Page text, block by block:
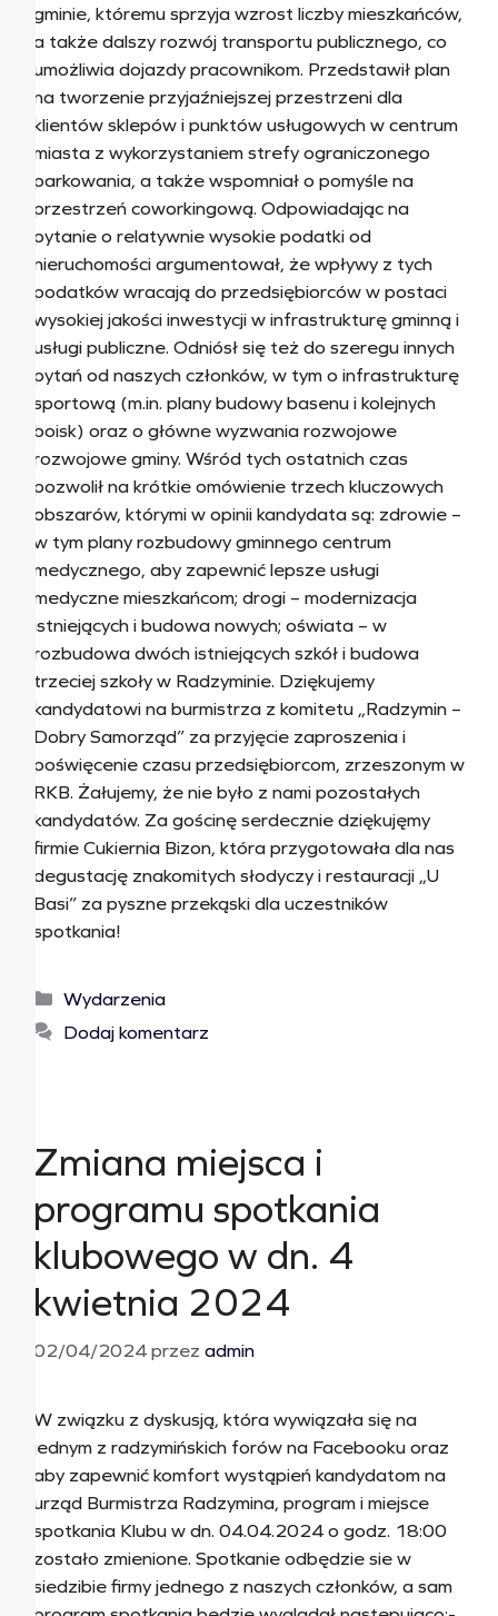
gminie, któremu sprzyja wzrost liczby mieszkańców,
a także dalszy rozwój transportu publicznego, co
umożliwia dojazdy pracownikom. Przedstawił plan
na tworzenie przyjaźniejszej przestrzeni dla
klientów sklepów i punktów usługowych w centrum
miasta z wykorzystaniem strefy ograniczonego
parkowania, a także wspomniał o pomyśle na
przestrzeń coworkingową. Odpowiadając na
pytanie o relatywnie wysokie podatki od
nieruchomości argumentował, że wpływy z tych
podatków wracają do przedsiębiorców w postaci
wysokiej jakości inwestycji w infrastrukturę gminną i
usługi publiczne. Odniósł się też do szeregu innych
pytań od naszych członków, w tym o infrastrukturę
sportową (m.in. plany budowy basenu i kolejnych
boisk) oraz o główne wyzwania rozwojowe
rozwojowe gminy. Wśród tych ostatnich czas
pozwolił na krótkie omówienie trzech kluczowych
obszarów, którymi w opinii kandydata są: zdrowie –
w tym plany rozbudowy gminnego centrum
medycznego, aby zapewnić lepsze usługi
medyczne mieszkańcom; drogi – modernizacja
istniejących i budowa nowych; oświata – w
rozbudowa dwóch istniejących szkół i budowa
trzeciej szkoły w Radzyminie. Dziękujemy
kandydatowi na burmistrza z komitetu „Radzymin –
Dobry Samorząd” za przyjęcie zaproszenia i
poświęcenie czasu przedsiębiorcom, zrzeszonym w
RKB. Żałujemy, że nie było z nami pozostałych
kandydatów. Za gościnę serdecznie dziękujęmy
firmie Cukiernia Bizon, która przygotowała dla nas
degustację znakomitych słodyczy i restauracji „U
Basi” za pyszne przekąski dla uczestników
spotkania!
Wydarzenia
Dodaj komentarz
Zmiana miejsca i
programu spotkania
klubowego w dn. 4
kwietnia 2024
02/04/2024przez admin
W związku z dyskusją, która wywiązała się na
jednym z radzymińskich forów na Facebooku oraz
aby zapewnić komfort wystąpień kandydatom na
urząd Burmistrza Radzymina, program i miejsce
spotkania Klubu w dn. 04.04.2024 o godz. 18:00
zostało zmienione. Spotkanie odbędzie sie w
siedzibie firmy jednego z naszych członków, a sam